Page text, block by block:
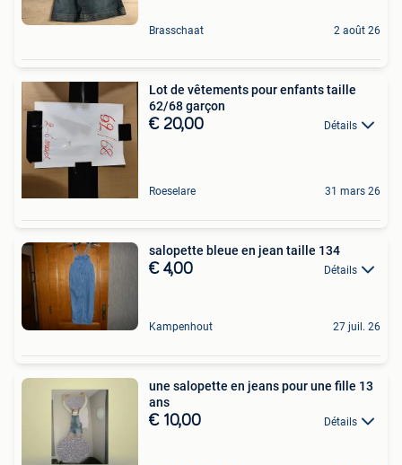
Brasschaat 2 août 26
Lot de vêtements pour enfants taille
62/68 garçon
€ 20,00 Détails
Roeselare 31 mars 26
salopette bleue en jean taille 134
€ 4,00 Détails
Kampenhout 27 juil. 26
une salopette en jeans pour une fille 13
ans
€ 10,00 Détails